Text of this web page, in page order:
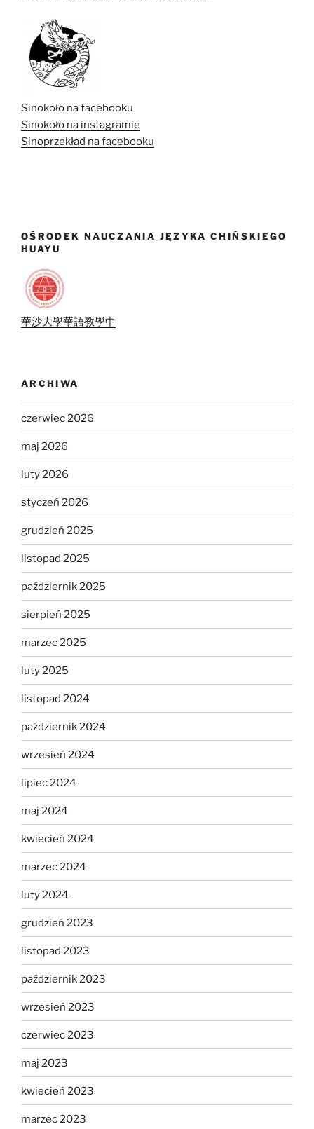
Sinokoło na facebooku
Sinokoło na instagramie
Sinoprzekład na facebooku
OŚRODEK NAUCZANIA JĘZYKA CHIŃSKIEGO
HUAYU
華沙大學華語教學中
ARCHIWA
czerwiec 2026
maj 2026
luty 2026
styczeń 2026
grudzień 2025
listopad 2025
październik 2025
sierpień 2025
marzec 2025
luty 2025
listopad 2024
październik 2024
wrzesień 2024
lipiec 2024
maj 2024
kwiecień 2024
marzec 2024
luty 2024
grudzień 2023
listopad 2023
październik 2023
wrzesień 2023
czerwiec 2023
maj 2023
kwiecień 2023
marzec 2023